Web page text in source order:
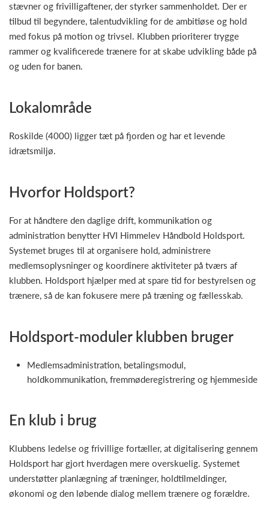
stævner og frivilligaftener, der styrker sammenholdet. Der er
tilbud til begyndere, talentudvikling for de ambitiøse og hold
med fokus på motion og trivsel. Klubben prioriterer trygge
rammer og kvalificerede trænere for at skabe udvikling både på
og uden for banen.
Lokalområde
Roskilde (4000) ligger tæt på fjorden og har et levende
idrætsmiljø.
Hvorfor Holdsport?
For at håndtere den daglige drift, kommunikation og
administration benytter HVI Himmelev Håndbold Holdsport.
Systemet bruges til at organisere hold, administrere
medlemsoplysninger og koordinere aktiviteter på tværs af
klubben. Holdsport hjælper med at spare tid for bestyrelsen og
trænere, så de kan fokusere mere på træning og fællesskab.
Holdsport-moduler klubben bruger
Medlemsadministration, betalingsmodul,
holdkommunikation, fremmøderegistrering og hjemmeside
En klub i brug
Klubbens ledelse og frivillige fortæller, at digitalisering gennem
Holdsport har gjort hverdagen mere overskuelig. Systemet
understøtter planlægning af træninger, holdtilmeldinger,
økonomi og den løbende dialog mellem trænere og forældre.